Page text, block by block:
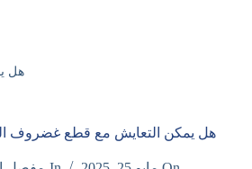
هل
هل يمكن التعايش مع قطع غضروف